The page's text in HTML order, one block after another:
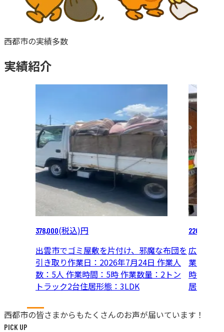
西都市の実績多数
実績紹介
378,000(税込)円
出雲市でゴミ屋敷を片付け、邪魔な布団を
引き取り作業日： 2026年7月24日 作業人
数： 5人 作業時間： 5時作業数量： 2トン
トラック2台住居形態： 3LDK
220,000
広島県府
業日：
時間：
居形態：
西都市の皆さまからもたくさんのお声が届いています！
PICK UP